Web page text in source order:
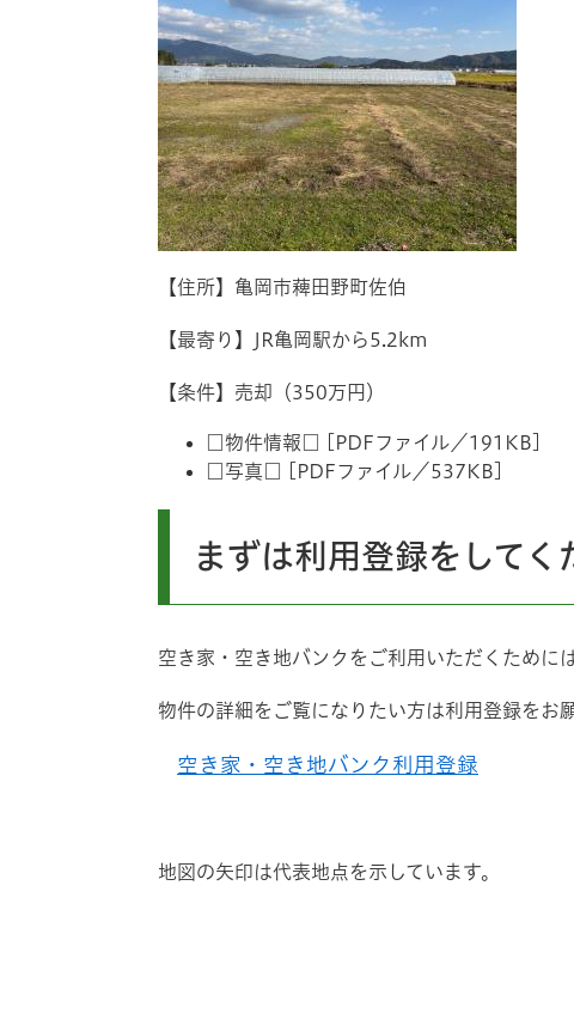
【住所】亀岡市薭田野町佐伯
【最寄り】JR亀岡駅から5.2km
【条件】売却（350万円）
□物件情報□ [PDFファイル／191KB]
□写真□ [PDFファイル／537KB]
まずは利用登録をしてく
空き家・空き地バンクをご利用いただくために
物件の詳細をご覧になりたい方は利用登録をお
空き家・空き地バンク利用登録
地図の矢印は代表地点を示しています。